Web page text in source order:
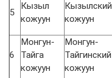
5
Кызыл
кожуун
Кызылский
кожуун
6
Монгун-
Тайга
кожуун
Монгун-
Тайгинский
кожуун